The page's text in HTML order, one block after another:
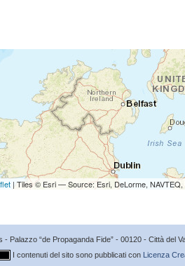
| Tiles © Esri — Source: Esri, DeLorme, NAVTEQ,
- Palazzo “de Propaganda Fide” - 00120 - Città del
I contenuti del sito sono pubblicati con Licenza